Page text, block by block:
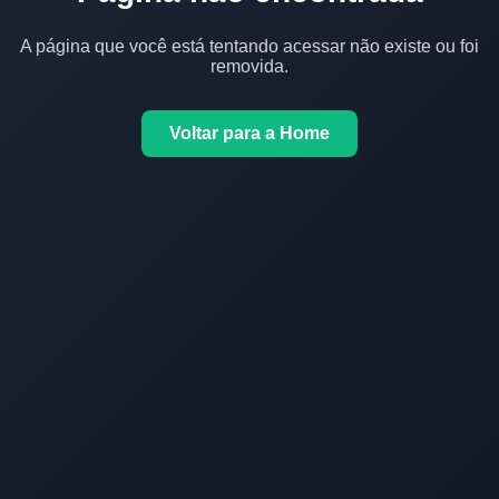
A página que você está tentando acessar não existe ou foi
removida.
Voltar para a Home